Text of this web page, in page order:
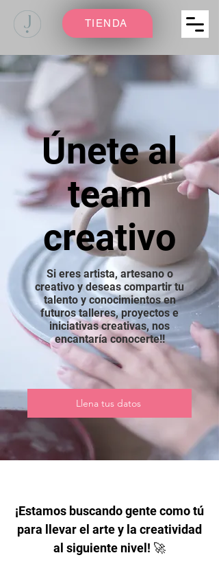
TIENDA
​Únete al
team
creativo
Si eres artista, artesano o
creativo y deseas compartir tu
talento y conocimientos en
futuros talleres, proyectos e
iniciativas creativas, nos
encantaría conocerte!!
Llena tus datos
¡Estamos buscando gente como tú
para llevar el arte y la creatividad
al siguiente nivel! 🚀